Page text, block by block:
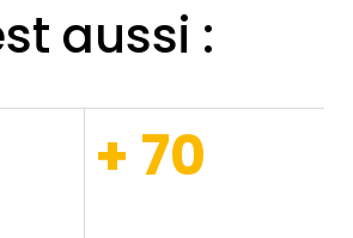
aussi :
+ 70